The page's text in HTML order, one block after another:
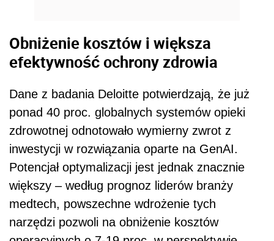
Obniżenie kosztów i większa
efektywność ochrony zdrowia
Dane z badania Deloitte potwierdzają, że już
ponad 40 proc. globalnych systemów opieki
zdrowotnej odnotowało wymierny zwrot z
inwestycji w rozwiązania oparte na GenAI.
Potencjał optymalizacji jest jednak znacznie
większy – według prognoz liderów branży
medtech, powszechne wdrożenie tych
narzędzi pozwoli na obniżenie kosztów